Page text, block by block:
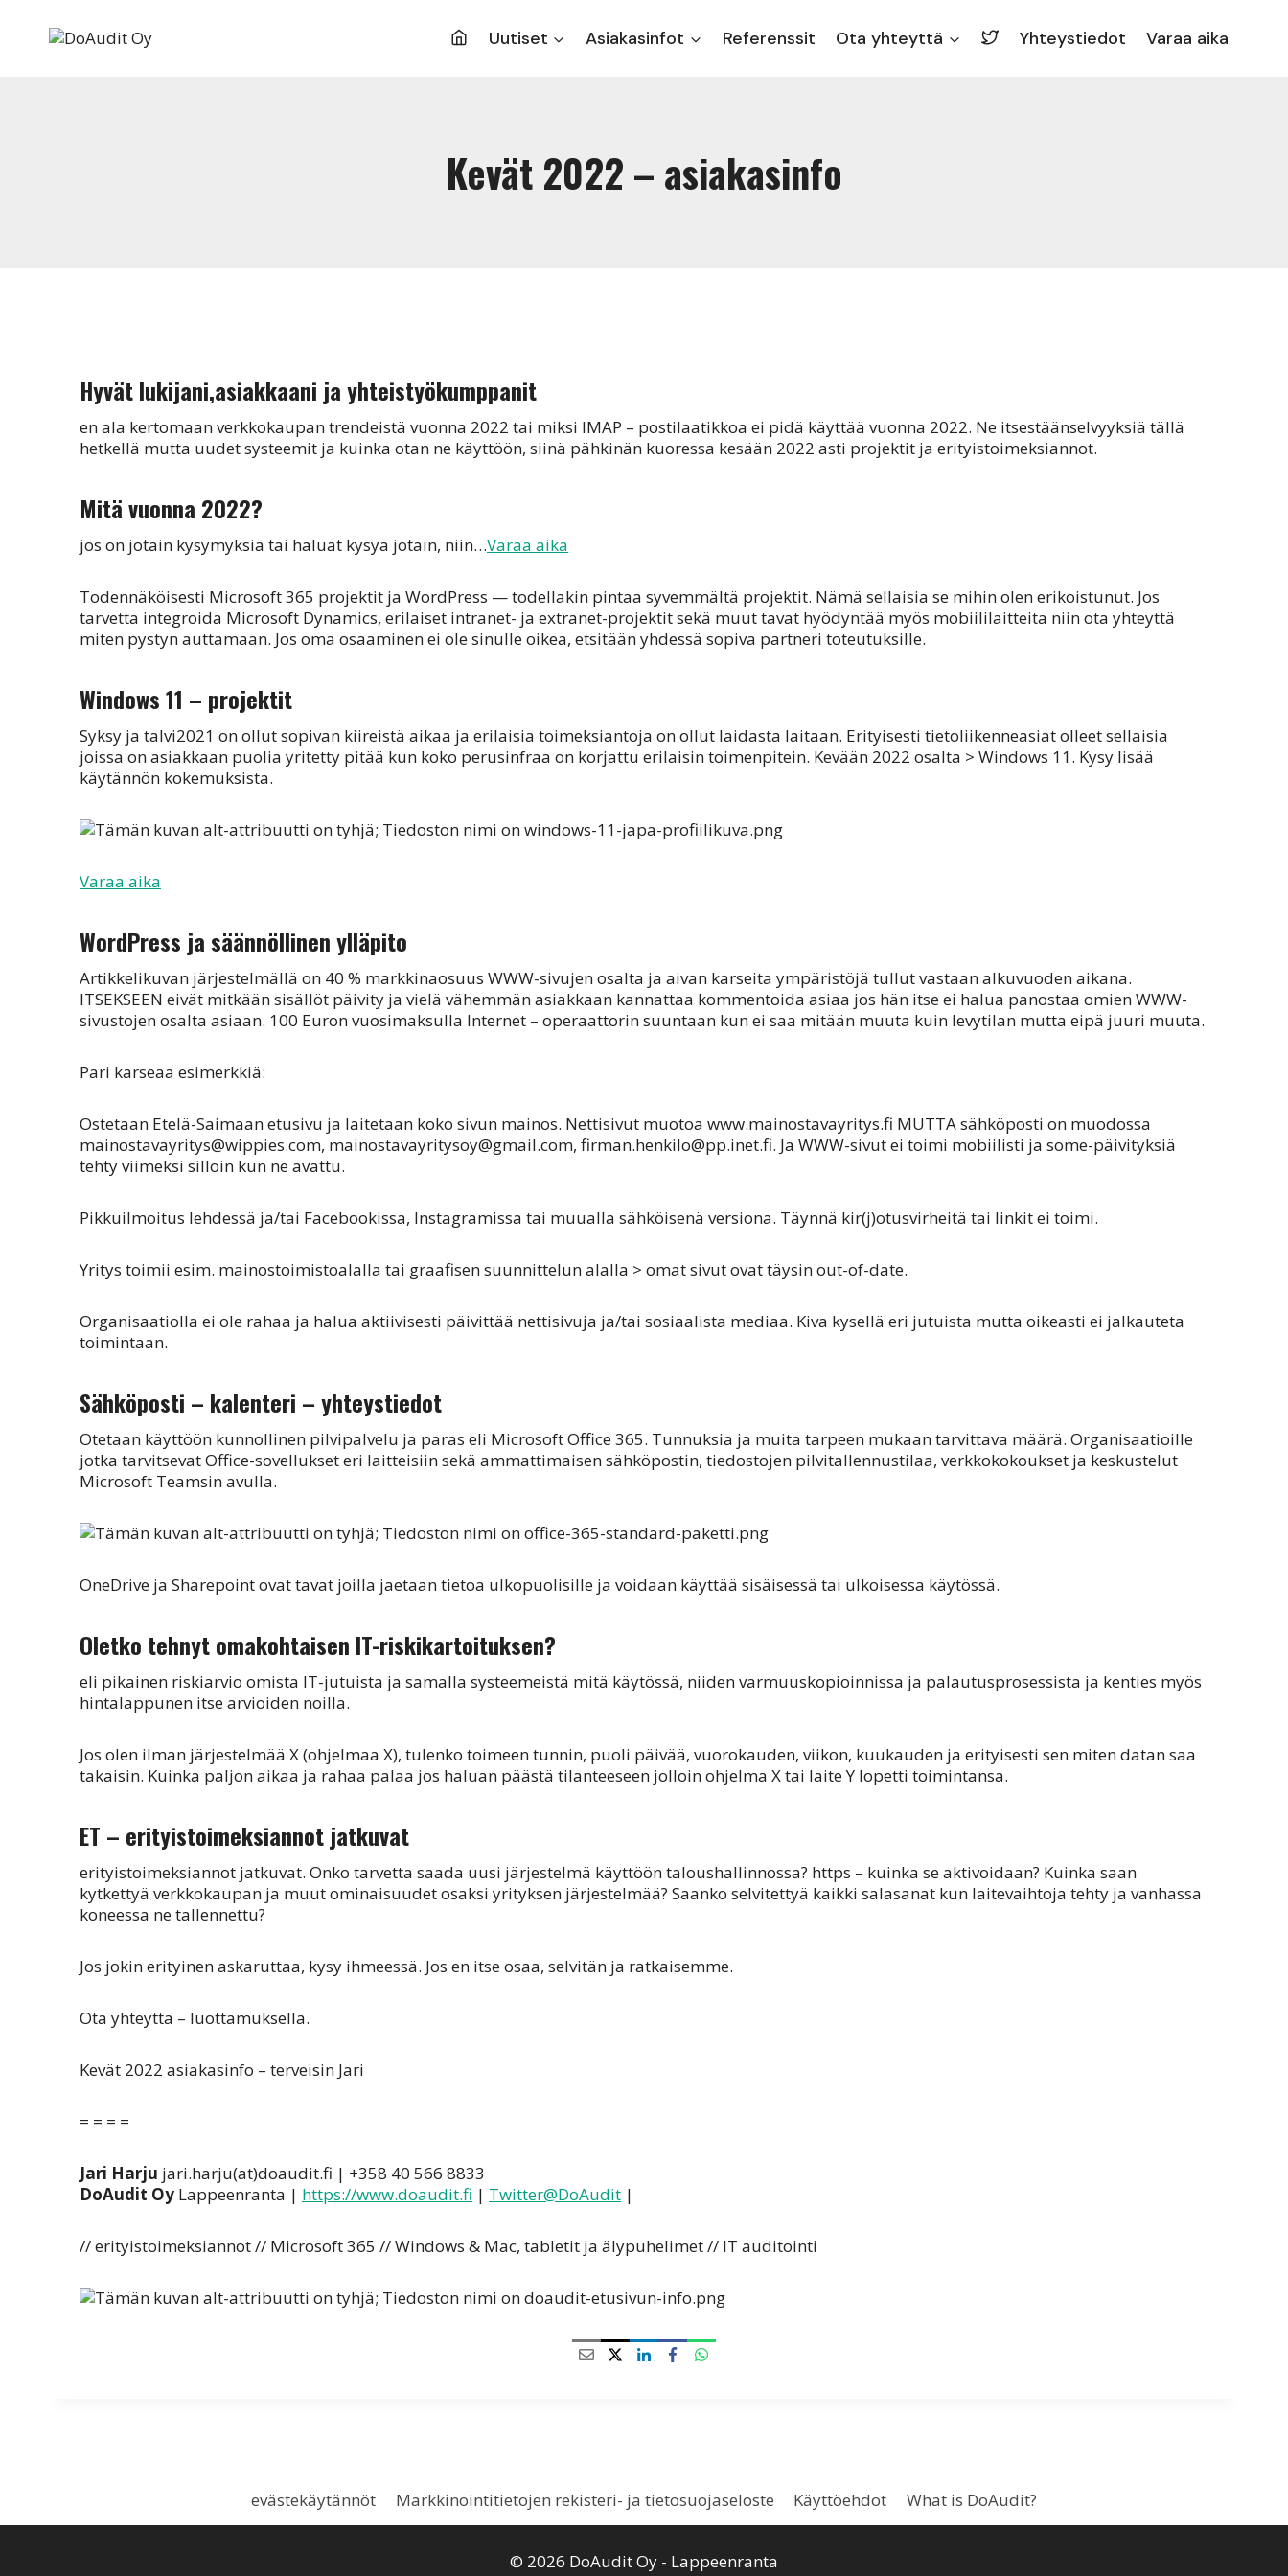
sisältöön
Uutiset Asiakasinfot Referenssit Ota yhteyttä Yhteystiedot Varaa aika
Kevät 2022 – asiakasinfo
Hyvät lukijani,asiakkaani ja yhteistyökumppanit
en ala kertomaan verkkokaupan trendeistä vuonna 2022 tai miksi IMAP – postilaatikkoa ei pidä käyttää vuonna 2022. Ne itsestäänselvyyksiä tällä
hetkellä mutta uudet systeemit ja kuinka otan ne käyttöön, siinä pähkinän kuoressa kesään 2022 asti projektit ja erityistoimeksiannot.
Mitä vuonna 2022?
jos on jotain kysymyksiä tai haluat kysyä jotain, niin…Varaa aika
Todennäköisesti Microsoft 365 projektit ja WordPress — todellakin pintaa syvemmältä projektit. Nämä sellaisia se mihin olen erikoistunut. Jos
tarvetta integroida Microsoft Dynamics, erilaiset intranet- ja extranet-projektit sekä muut tavat hyödyntää myös mobiililaitteita niin ota yhteyttä
miten pystyn auttamaan. Jos oma osaaminen ei ole sinulle oikea, etsitään yhdessä sopiva partneri toteutuksille.
Windows 11 – projektit
Syksy ja talvi2021 on ollut sopivan kiireistä aikaa ja erilaisia toimeksiantoja on ollut laidasta laitaan. Erityisesti tietoliikenneasiat olleet sellaisia
joissa on asiakkaan puolia yritetty pitää kun koko perusinfraa on korjattu erilaisin toimenpitein. Kevään 2022 osalta > Windows 11. Kysy lisää
käytännön kokemuksista.
Varaa aika
WordPress ja säännöllinen ylläpito
Artikkelikuvan järjestelmällä on 40 % markkinaosuus WWW-sivujen osalta ja aivan karseita ympäristöjä tullut vastaan alkuvuoden aikana.
ITSEKSEEN eivät mitkään sisällöt päivity ja vielä vähemmän asiakkaan kannattaa kommentoida asiaa jos hän itse ei halua panostaa omien WWW-
sivustojen osalta asiaan. 100 Euron vuosimaksulla Internet – operaattorin suuntaan kun ei saa mitään muuta kuin levytilan mutta eipä juuri muuta.
Pari karseaa esimerkkiä:
Ostetaan Etelä-Saimaan etusivu ja laitetaan koko sivun mainos. Nettisivut muotoa www.mainostavayritys.fi MUTTA sähköposti on muodossa
mainostavayritys@wippies.com, mainostavayritysoy@gmail.com, firman.henkilo@pp.inet.fi. Ja WWW-sivut ei toimi mobiilisti ja some-päivityksiä
tehty viimeksi silloin kun ne avattu.
Pikkuilmoitus lehdessä ja/tai Facebookissa, Instagramissa tai muualla sähköisenä versiona. Täynnä kir(j)otusvirheitä tai linkit ei toimi.
Yritys toimii esim. mainostoimistoalalla tai graafisen suunnittelun alalla > omat sivut ovat täysin out-of-date.
Organisaatiolla ei ole rahaa ja halua aktiivisesti päivittää nettisivuja ja/tai sosiaalista mediaa. Kiva kysellä eri jutuista mutta oikeasti ei jalkauteta
toimintaan.
Sähköposti – kalenteri – yhteystiedot
Otetaan käyttöön kunnollinen pilvipalvelu ja paras eli Microsoft Office 365. Tunnuksia ja muita tarpeen mukaan tarvittava määrä. Organisaatioille
jotka tarvitsevat Office-sovellukset eri laitteisiin sekä ammattimaisen sähköpostin, tiedostojen pilvitallennustilaa, verkkokokoukset ja keskustelut
Microsoft Teamsin avulla.
OneDrive ja Sharepoint ovat tavat joilla jaetaan tietoa ulkopuolisille ja voidaan käyttää sisäisessä tai ulkoisessa käytössä.
Oletko tehnyt omakohtaisen IT-riskikartoituksen?
eli pikainen riskiarvio omista IT-jutuista ja samalla systeemeistä mitä käytössä, niiden varmuuskopioinnissa ja palautusprosessista ja kenties myös
hintalappunen itse arvioiden noilla.
Jos olen ilman järjestelmää X (ohjelmaa X), tulenko toimeen tunnin, puoli päivää, vuorokauden, viikon, kuukauden ja erityisesti sen miten datan saa
takaisin. Kuinka paljon aikaa ja rahaa palaa jos haluan päästä tilanteeseen jolloin ohjelma X tai laite Y lopetti toimintansa.
ET – erityistoimeksiannot jatkuvat
erityistoimeksiannot jatkuvat. Onko tarvetta saada uusi järjestelmä käyttöön taloushallinnossa? https – kuinka se aktivoidaan? Kuinka saan
kytkettyä verkkokaupan ja muut ominaisuudet osaksi yrityksen järjestelmää? Saanko selvitettyä kaikki salasanat kun laitevaihtoja tehty ja vanhassa
koneessa ne tallennettu?
Jos jokin erityinen askaruttaa, kysy ihmeessä. Jos en itse osaa, selvitän ja ratkaisemme.
Ota yhteyttä – luottamuksella.
Kevät 2022 asiakasinfo – terveisin Jari
= = = =
Jari Harju jari.harju(at)doaudit.fi | +358 40 566 8833
DoAudit Oy Lappeenranta | https://www.doaudit.fi | Twitter@DoAudit |
// erityistoimeksiannot // Microsoft 365 // Windows & Mac, tabletit ja älypuhelimet // IT auditointi
evästekäytännöt Markkinointitietojen rekisteri- ja tietosuojaseloste Käyttöehdot What is DoAudit?
© 2026 DoAudit Oy - Lappeenranta